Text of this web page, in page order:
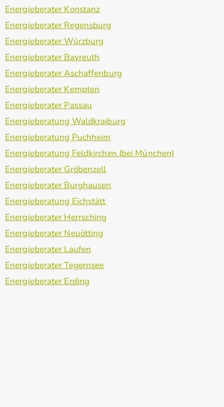
Energieberater Konstanz
Energieberater Regensburg
Energieberater Würzburg
Energieberater Bayreuth
Energieberater Aschaffenburg
Energieberater Kempten
Energieberater Passau
Energieberatung Waldkraiburg
Energieberatung Puchheim
Energieberatung Feldkirchen (bei München)
Energieberater Gröbenzell
Energieberater Burghausen
Energieberatung Eichstätt
Energieberater Herrsching
Energieberater Neuötting
Energieberater Laufen
Energieberater Tegernsee
Energieberater Erding